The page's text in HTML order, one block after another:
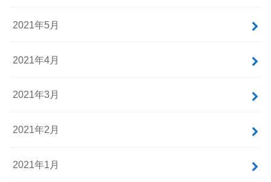
2021年5月
2021年4月
2021年3月
2021年2月
2021年1月